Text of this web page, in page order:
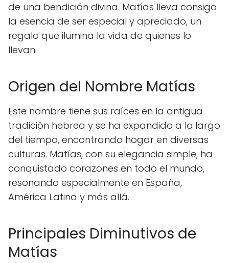
de una bendición divina. Matías lleva consigo
la esencia de ser especial y apreciado, un
regalo que ilumina la vida de quienes lo
llevan.
Origen del Nombre Matías
Este nombre tiene sus raíces en la antigua
tradición hebrea y se ha expandido a lo largo
del tiempo, encontrando hogar en diversas
culturas. Matías, con su elegancia simple, ha
conquistado corazones en todo el mundo,
resonando especialmente en España,
América Latina y más allá.
Principales Diminutivos de
Matías